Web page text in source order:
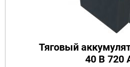
Тяговый
40 В 720